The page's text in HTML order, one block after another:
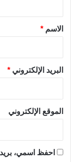
*الاسم *
البريد الإلكتروني *
الموقع الإلكتروني
احفظ اسمي،